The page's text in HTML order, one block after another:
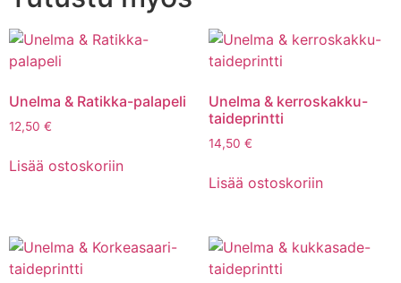
Unelma & Ratikka-palapeli
12,50 €
Lisää ostoskoriin
Unelma & kerroskakku-
taideprintti
14,50 €
Lisää ostoskoriin